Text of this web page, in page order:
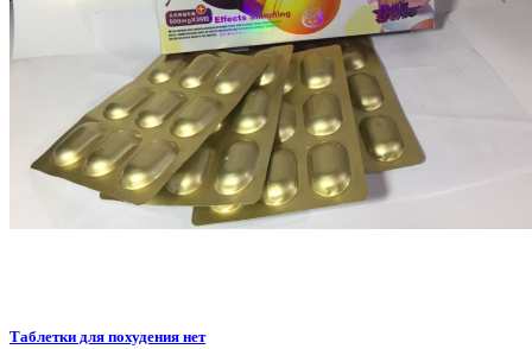
Таблетки для похудения нет